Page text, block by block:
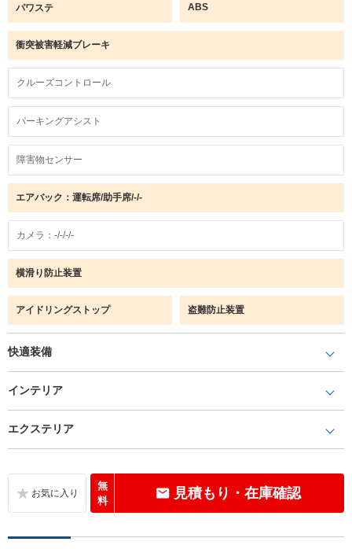
パワステ ABS
衝突被害軽減ブレーキ
クルーズコントロール
パーキングアシスト
障害物センサー
エアバック：運転席/助手席/-/-
カメラ：-/-/-/-
横滑り防止装置
アイドリングストップ 盗難防止装置
快適装備
インテリア
エクステリア
無
料
見積もり・在庫確認